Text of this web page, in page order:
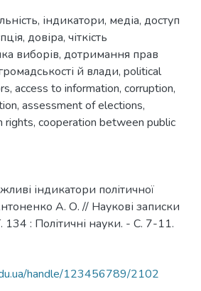
, індикатори, медіа, доступ
, довіра, чіткість
виборів, дотримання прав
й влади, political
, access to information, corruption,
, assessment of elections,
rights, cooperation between public
індикатори політичної
А. О. // Наукові записки
: Політичні науки. - С. 7-11.
handle/123456789/2102